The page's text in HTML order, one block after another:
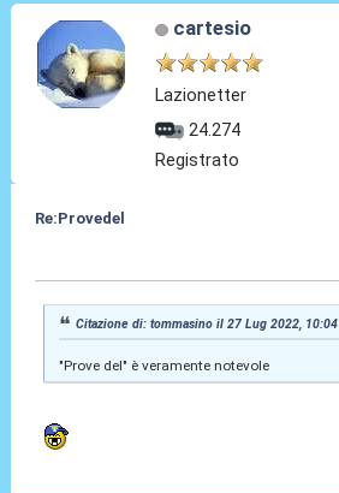
cartesio
Lazionetter
24.274
Registrato
Re:Provedel
Citazione di: tommasino il 27 Lug 2022, 10:04
"Prove del" è veramente notevole